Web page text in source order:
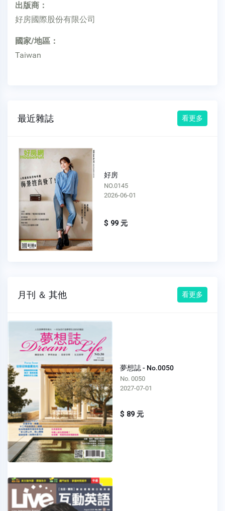
出版商：
好房國際股份有限公司
國家/地區：
Taiwan
最近雜誌 看更多
好房
NO.0145
2026-06-01
$ 99 元
月刊 ＆ 其他 看更多
夢想誌 - No.0050
No. 0050
2027-07-01
$ 89 元